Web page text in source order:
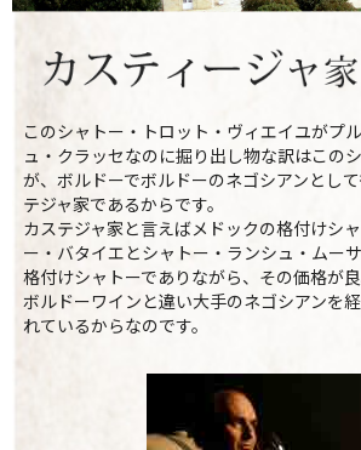
このシャトー・トロット・ヴィエイユがプ
ュ・クラッセなのに掘り出し物な訳はこの
が、ボルドーでボルドーのネゴシアンとし
テジャ家であるからです。
カステジャ家と言えばメドックの格付けシ
ー・バタイエとシャトー・ランシュ・ムー
格付けシャトーでありながら、その価格が
ボルドーワインと違い大手のネゴシアンを
れているからなのです。